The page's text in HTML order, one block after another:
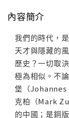
內容簡介
我們的時代，
天才與隱藏的
歷史？一切取
極為相似。不
堡（Johannes
克柏（Mark
的中國；是銅